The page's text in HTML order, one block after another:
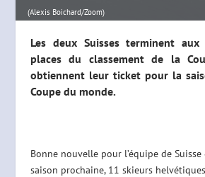
(Alexis Boichard/Zoom)
Les deux Suisses terminent aux
places du classement de la
obtiennent leur ticket pour la
Coupe du monde.
Bonne nouvelle pour l’équipe de Suisse
saison prochaine, 11 skieurs